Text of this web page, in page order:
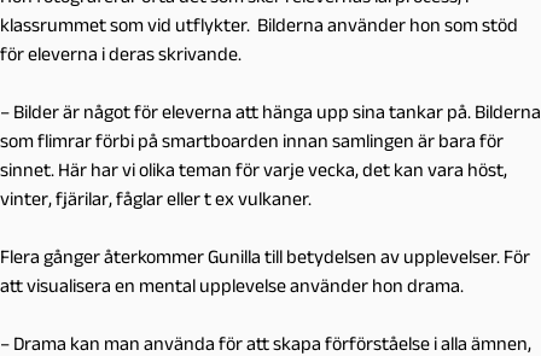
klassrummet som vid utflykter. Bilderna använder hon som stöd
för eleverna i deras skrivande.
– Bilder är något för eleverna att hänga upp sina tankar på. Bilderna
som flimrar förbi på smartboarden innan samlingen är bara för
sinnet. Här har vi olika teman för varje vecka, det kan vara höst,
vinter, fjärilar, fåglar eller t ex vulkaner.
Flera gånger återkommer Gunilla till betydelsen av upplevelser. För
att visualisera en mental upplevelse använder hon drama.
– Drama kan man använda för att skapa förförståelse i alla ämnen,